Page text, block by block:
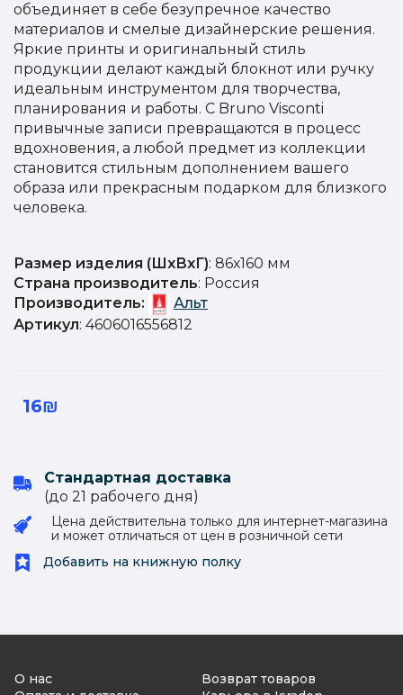
объединяет в себе безупречное качество
материалов и смелые дизайнерские решения.
Яркие принты и оригинальный стиль
продукции делают каждый блокнот или ручку
идеальным инструментом для творчества,
планирования и работы. С Bruno Visconti
привычные записи превращаются в процесс
вдохновения, а любой предмет из коллекции
становится стильным дополнением вашего
образа или прекрасным подарком для близкого
человека.
Размер изделия (ШхВхГ): 86х160 мм
Страна производитель: Россия
Производитель:
Альт
Артикул: 4606016556812
16₪
Стандартная доставка
(до 21 рабочего дня)
Цена действительна только для интернет-магазина
и может отличаться от цен в розничной сети
Добавить на книжную полку
О нас
Возврат товаров